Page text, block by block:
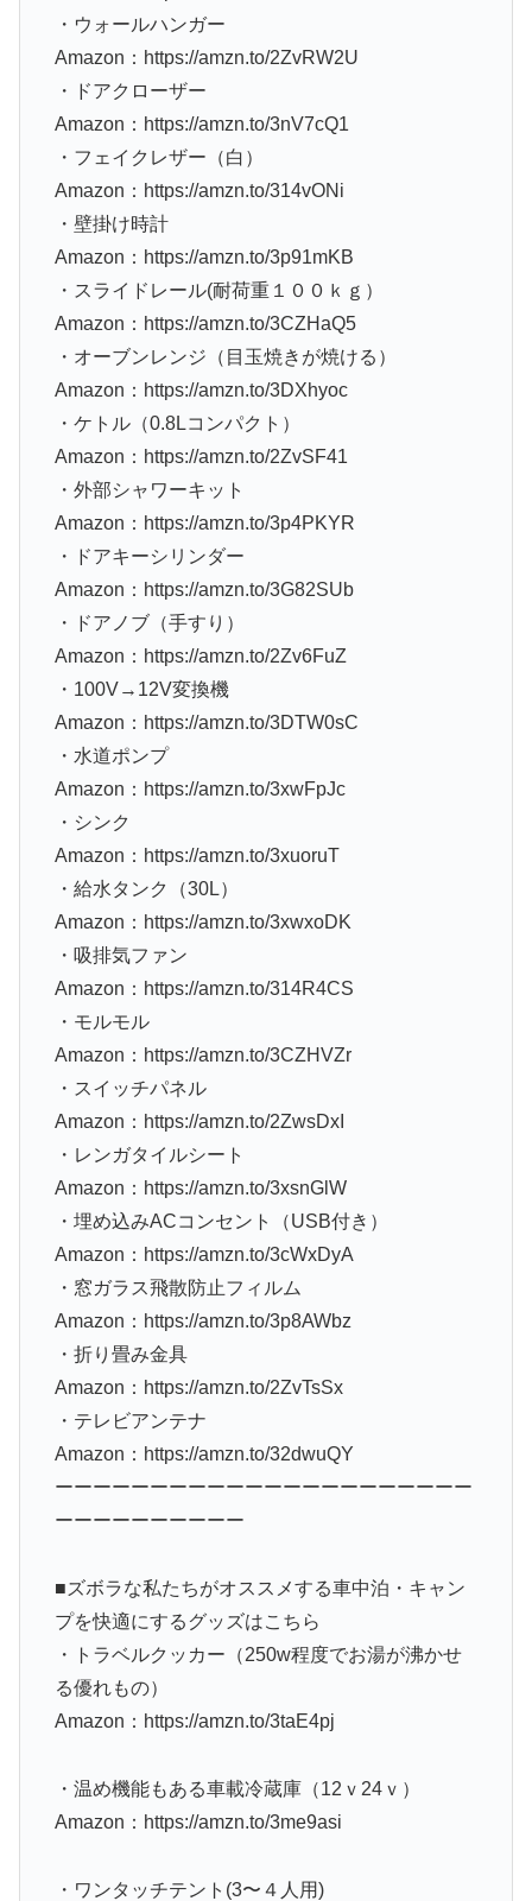
・ウォールハンガー
Amazon：https://amzn.to/2ZvRW2U
・ドアクローザー
Amazon：https://amzn.to/3nV7cQ1
・フェイクレザー（白）
Amazon：https://amzn.to/314vONi
・壁掛け時計
Amazon：https://amzn.to/3p91mKB
・スライドレール(耐荷重１００ｋｇ）
Amazon：https://amzn.to/3CZHaQ5
・オーブンレンジ（目玉焼きが焼ける）
Amazon：https://amzn.to/3DXhyoc
・ケトル（0.8Lコンパクト）
Amazon：https://amzn.to/2ZvSF41
・外部シャワーキット
Amazon：https://amzn.to/3p4PKYR
・ドアキーシリンダー
Amazon：https://amzn.to/3G82SUb
・ドアノブ（手すり）
Amazon：https://amzn.to/2Zv6FuZ
・100V→12V変換機
Amazon：https://amzn.to/3DTW0sC
・水道ポンプ
Amazon：https://amzn.to/3xwFpJc
・シンク
Amazon：https://amzn.to/3xuoruT
・給水タンク（30L）
Amazon：https://amzn.to/3xwxoDK
・吸排気ファン
Amazon：https://amzn.to/314R4CS
・モルモル
Amazon：https://amzn.to/3CZHVZr
・スイッチパネル
Amazon：https://amzn.to/2ZwsDxI
・レンガタイルシート
Amazon：https://amzn.to/3xsnGlW
・埋め込みACコンセント（USB付き）
Amazon：https://amzn.to/3cWxDyA
・窓ガラス飛散防止フィルム
Amazon：https://amzn.to/3p8AWbz
・折り畳み金具
Amazon：https://amzn.to/2ZvTsSx
・テレビアンテナ
Amazon：https://amzn.to/32dwuQY
ーーーーーーーーーーーーーーーーーーーーーー
ーーーーーーーーーー
■ズボラな私たちがオススメする車中泊・キャン
プを快適にするグッズはこちら
・トラベルクッカー（250w程度でお湯が沸かせ
る優れもの）
Amazon：https://amzn.to/3taE4pj
・温め機能もある車載冷蔵庫（12ｖ24ｖ）
Amazon：https://amzn.to/3me9asi
・ワンタッチテント(3〜４人用)